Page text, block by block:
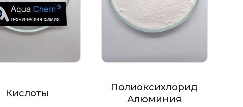
Кислоты
Полиоксихлорид
Алюминия